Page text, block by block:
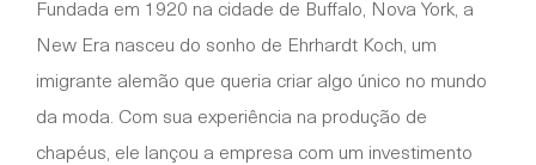
Fundada em 1920 na cidade de Buffalo, Nova York, a
New Era nasceu do sonho de Ehrhardt Koch, um
imigrante alemão que queria criar algo único no mundo
da moda. Com sua experiência na produção de
chapéus, ele lançou a empresa com um investimento